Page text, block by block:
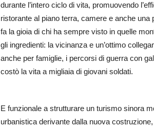
durante l’intero ciclo di vita, promuovendo
ristorante al piano terra, camere e anche
fa la gioia di chi ha sempre visto in quelle
gli ingredienti: la vicinanza e un’ottimo
anche per famiglie, i percorsi di guerra con
costò la vita a migliaia di giovani soldati.
E funzionale a strutturare un turismo sinora
urbanistica derivante dalla nuova